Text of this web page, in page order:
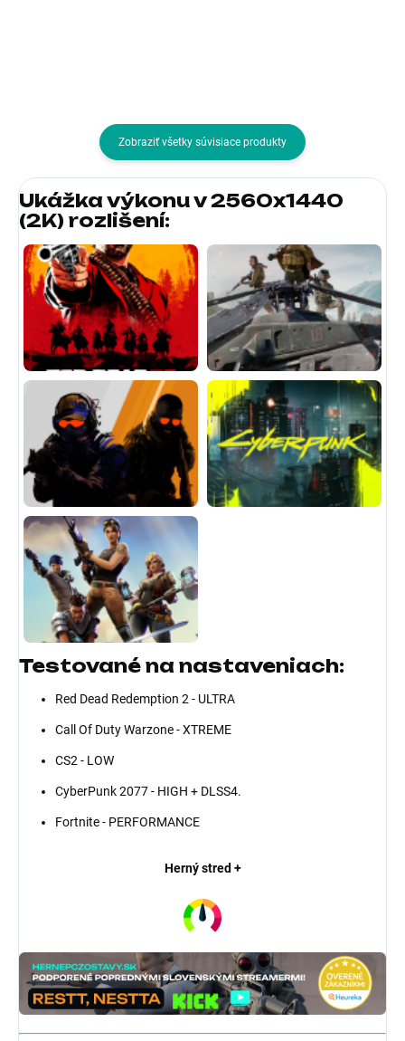
Zobraziť všetky súvisiace produkty
Ukážka výkonu v 2560x1440
(2K) rozlišení:
Testované na nastaveniach:
Red Dead Redemption 2 - ULTRA
Call Of Duty Warzone - XTREME
CS2 - LOW
CyberPunk 2077 - HIGH + DLSS4.
Fortnite - PERFORMANCE
Herný stred +